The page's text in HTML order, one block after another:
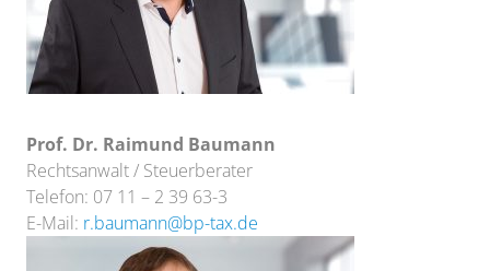
Prof. Dr. Raimund Baumann
Rechtsanwalt / Steuerberater
Telefon: 07 11 – 2 39 63-3
E-Mail: r.baumann@bp-tax.de